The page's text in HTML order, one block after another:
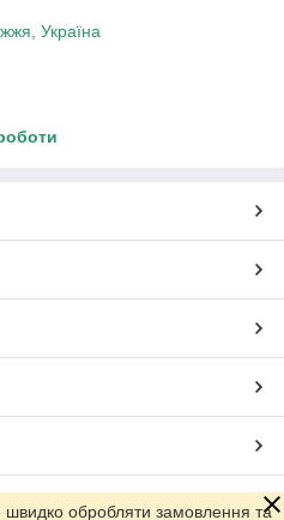
Україна
Prom.ua
обробляти замовлення та